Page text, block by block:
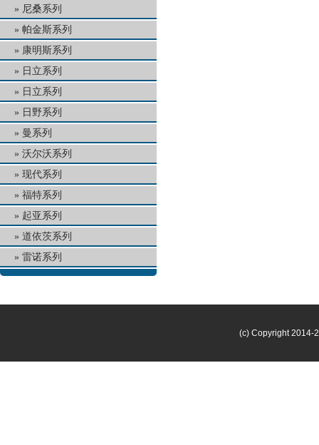
尼桑系列
帕金斯系列
康明斯系列
日立系列
日立系列
日野系列
曼系列
沃尔沃系列
现代系列
福特系列
起亚系列
道依茨系列
雷诺系列
(c) Copyright 2014-